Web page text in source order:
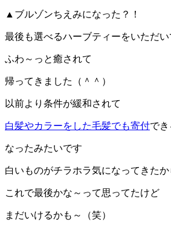
▲ブルゾンちえみになった？！
最後も選べるハーブティーをいただい
ふわ～っと癒されて
帰ってきました（＾＾）
以前より条件が緩和されて
白髪やカラーをした毛髪でも寄付で
なったみたいです
白いものがチラホラ気になってきたか
これで最後かな～って思ってたけど
まだいけるかも～（笑）